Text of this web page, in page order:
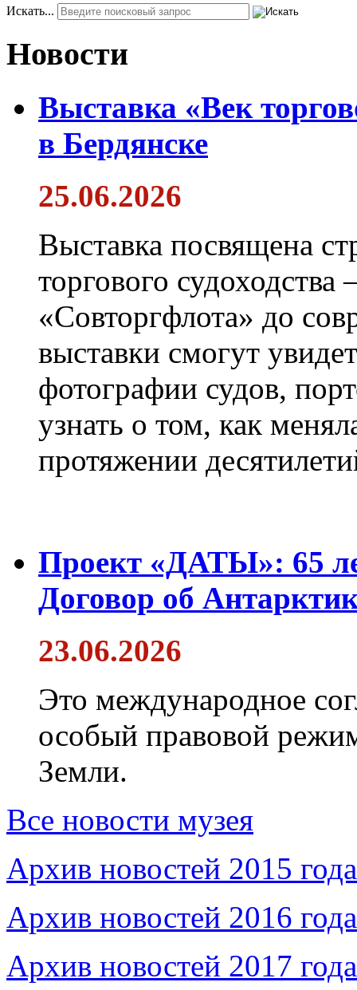
Искать...
Новости
Выставка «Век
в Бердянске
25.06.2026
Выставка посвящена
торгового
«Совторгфлота» до
выставки смогут
фотографии судов,
узнать о том, как
протяжении
Проект «ДАТЫ»: 65
Договор об
23.06.2026
Это международное
особый правовой
Земли.
Все новости музея
Архив новостей 2015 года
Архив новостей 2016 года
Архив новостей 2017 года